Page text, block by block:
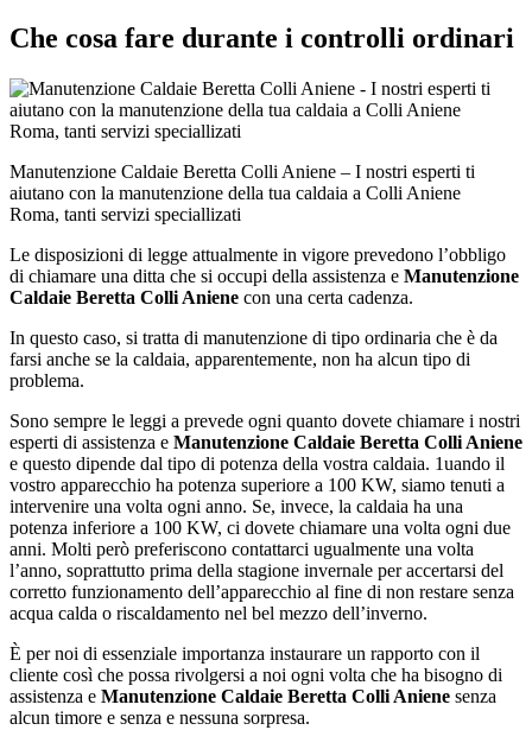
Che cosa fare durante i controlli ordinari
Manutenzione Caldaie Beretta Colli Aniene – I nostri esperti ti
aiutano con la manutenzione della tua caldaia a Colli Aniene
Roma, tanti servizi speciallizati
Le disposizioni di legge attualmente in vigore prevedono l’obbligo
di chiamare una ditta che si occupi della assistenza e Manutenzione
Caldaie Beretta Colli Aniene con una certa cadenza.
In questo caso, si tratta di manutenzione di tipo ordinaria che è da
farsi anche se la caldaia, apparentemente, non ha alcun tipo di
problema.
Sono sempre le leggi a prevede ogni quanto dovete chiamare i nostri
esperti di assistenza e Manutenzione Caldaie Beretta Colli Aniene
e questo dipende dal tipo di potenza della vostra caldaia. 1uando il
vostro apparecchio ha potenza superiore a 100 KW, siamo tenuti a
intervenire una volta ogni anno. Se, invece, la caldaia ha una
potenza inferiore a 100 KW, ci dovete chiamare una volta ogni due
anni. Molti però preferiscono contattarci ugualmente una volta
l’anno, soprattutto prima della stagione invernale per accertarsi del
corretto funzionamento dell’apparecchio al fine di non restare senza
acqua calda o riscaldamento nel bel mezzo dell’inverno.
È per noi di essenziale importanza instaurare un rapporto con il
cliente così che possa rivolgersi a noi ogni volta che ha bisogno di
assistenza e Manutenzione Caldaie Beretta Colli Aniene senza
alcun timore e senza e nessuna sorpresa.